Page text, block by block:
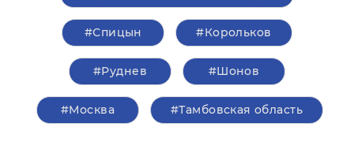
#Спицын #Корольков
#Руднев #Шонов
#Москва #Тамбовская область